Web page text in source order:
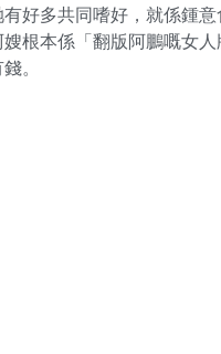
有好多共同嗜好，就係鍾
根本係「翻版阿鵬嘅女
。